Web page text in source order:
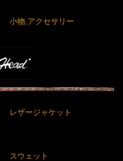
小物,アクセサリー
レザージャケット
スウェット